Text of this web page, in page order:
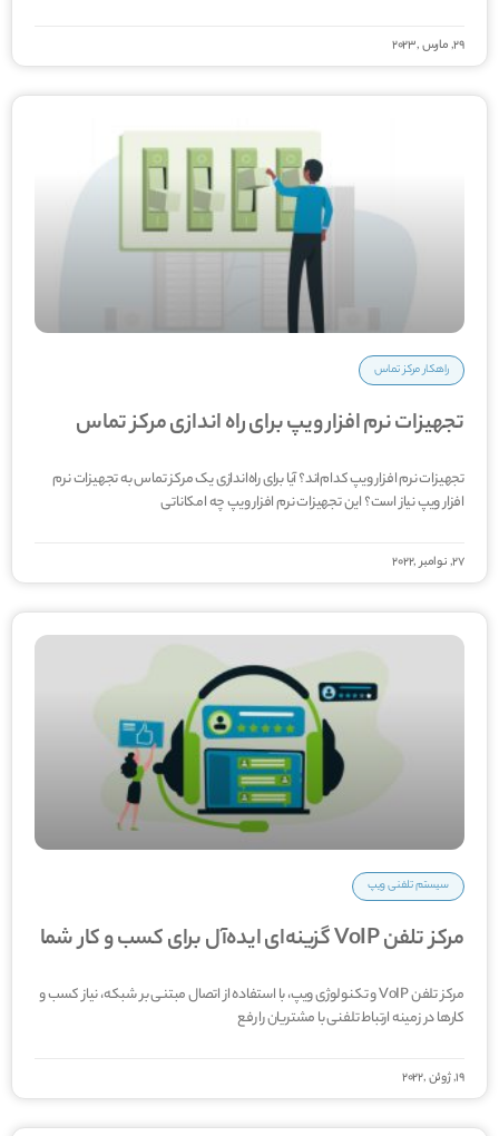
29, مارس ,2023
راهکار مرکز تماس
تجهیزات نرم افزار ویپ برای راه اندازی مرکز تماس
تجهیزات نرم افزار ویپ کدام‌اند؟ آیا برای راه‌اندازی یک مرکز تماس به تجهیزات نرم
افزار ویپ نیاز است؟ این تجهیزات نرم افزار ویپ چه امکاناتی
27, نوامبر ,2022
سیستم تلفنی ویپ
مرکز تلفن VoIP گزینه‌ای ایده‌آل برای کسب و کار شما
مرکز تلفن VoIP و تکنولوژی ویپ، با استفاده از اتصال مبتنی بر شبکه، نیاز کسب و
کار‌ها در زمینه ارتباط تلفنی با مشتریان را رفع
19, ژوئن ,2022